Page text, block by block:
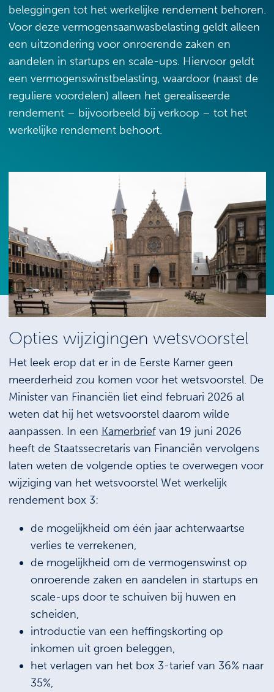
beleggingen tot het werkelijke rendement behoren.
Voor deze vermogensaanwasbelasting geldt alleen
een uitzondering voor onroerende zaken en
aandelen in startups en scale-ups. Hiervoor geldt
een vermogenswinstbelasting, waardoor (naast de
reguliere voordelen) alleen het gerealiseerde
rendement – bijvoorbeeld bij verkoop – tot het
werkelijke rendement behoort.
Opties wijzigingen wetsvoorstel
Het leek erop dat er in de Eerste Kamer geen
meerderheid zou komen voor het wetsvoorstel. De
Minister van Financiën liet eind februari 2026 al
weten dat hij het wetsvoorstel daarom wilde
aanpassen. In een Kamerbriefvan 19 juni 2026
heeft de Staatssecretaris van Financiën vervolgens
laten weten de volgende opties te overwegen voor
wijziging van het wetsvoorstel Wet werkelijk
rendement box 3:
de mogelijkheid om één jaar achterwaartse
verlies te verrekenen,
de mogelijkheid om de vermogenswinst op
onroerende zaken en aandelen in startups en
scale-ups door te schuiven bij huwen en
scheiden,
introductie van een heffingskorting op
inkomen uit groen beleggen,
het verlagen van het box 3-tarief van 36% naar
35%,